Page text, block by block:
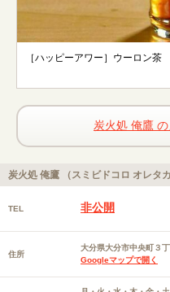
［ハッピーアワー］ウーロン茶
炭火処 俺鷹
炭火処 俺鷹 （スミビドコロ オレタカ
TEL 非公開
住所
大分県大分市中央町３
Googleマップで開く